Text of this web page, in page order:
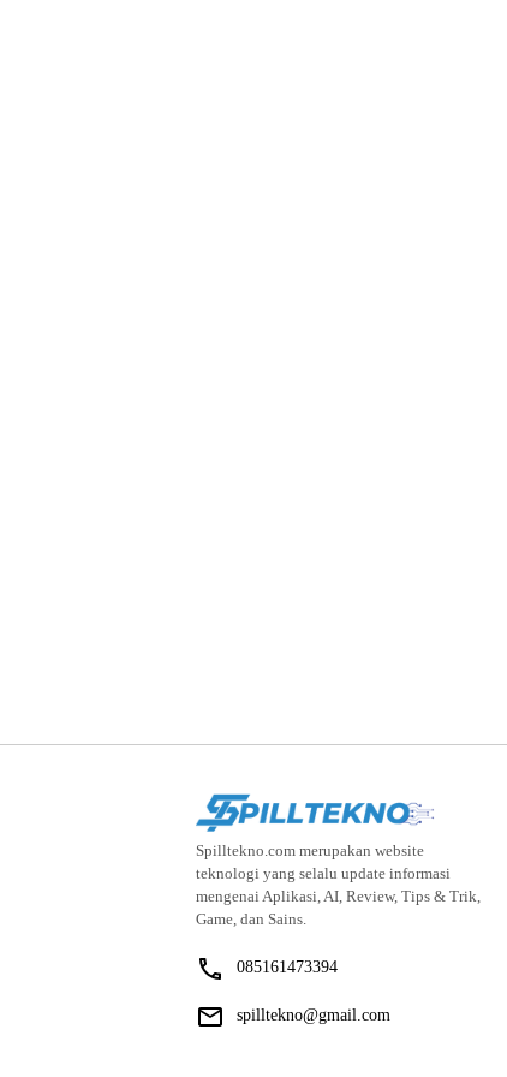
Spilltekno.com merupakan website
teknologi yang selalu update informasi
mengenai Aplikasi, AI, Review, Tips & Trik,
Game, dan Sains.
085161473394
spilltekno@gmail.com